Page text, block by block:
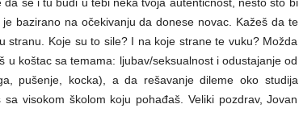
bazirano na očekivanju da donese novac. Kažeš da te
stranu. Koje su to sile? I na koje strane te vuku? Možda
u koštac sa temama: ljubav/seksualnost i odustajanje od
pušenje, kocka), a da rešavanje dileme oko studija
visokom školom koju pohađaš. Veliki pozdrav, Jovan